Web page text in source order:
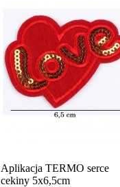
Aplikacja TERMO serce
cekiny 5x6,5cm